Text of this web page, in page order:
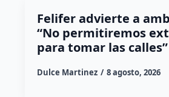
Felifer advierte a
“No permitiremos
para tomar las calles”
Dulce Martinez 8 agosto, 2026